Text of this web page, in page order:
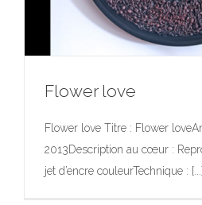
Flower
Flower love
Flower love Titre : Flower
2013Description au cœur :
jet d’encre couleurTechnique : [...]